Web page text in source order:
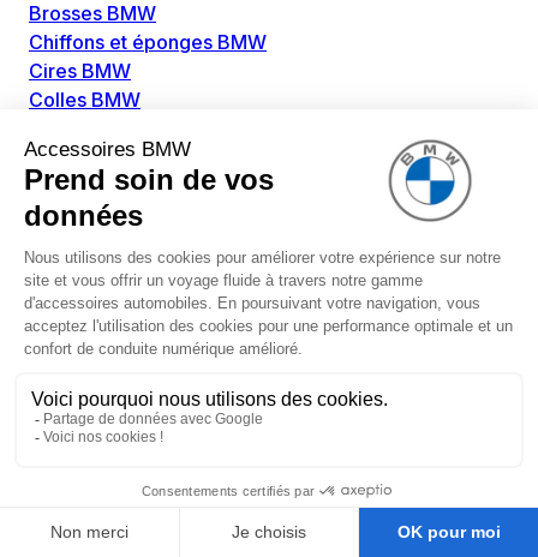
Brosses BMW
Chiffons et éponges BMW
Cires BMW
Colles BMW
Détachants BMW
Disolvants BMW
Lubrifiants BMW
Nettoyant extérieur BMW
Pièces détachées BMW
Alimentation Carburant BMW
Boitier papillon BMW
Faisceau de câble pour réservoir avec pompe
d'aspiration BMW
Injecteur BMW
Pompe diesel BMW
Allumage / Préchauffage BMW